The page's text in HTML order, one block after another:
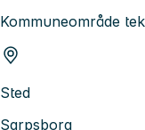
Kommuneområde
Sted
Sarpsborg